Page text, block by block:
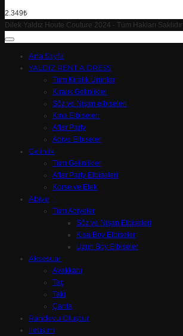
2.349₺
Dilek Yaldız Houte Couture 2024 - Tüm Hakları Saklıdır
Ana Sayfa
YALDİZ RENT A DRESS
Tüm Kiralık Ürünler
Kiralık Gelinlikler
Söz ve Nişan elbiseleri
Kına Elbiseleri
After Party
Abiye Elbiseler
Gelinlik
Tüm Gelinlikler
After Party Elbiseleri
Korse ve Etek
Abiye
Tüm Abiyeler
Söz ve Nişan Elbiseleri
Kısa Boy Elbiseler
Uzun Boy Elbiseler
Aksesuar
Ayakkabı
Taç
Takı
Çanta
Randevu Oluştur
İletişim